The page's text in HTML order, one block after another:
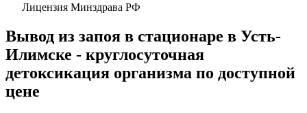
Лицензия Минздрава РФ
Вывод из запоя в стационаре в Усть-
Илимске - круглосуточная
детоксикация организма по доступной
цене